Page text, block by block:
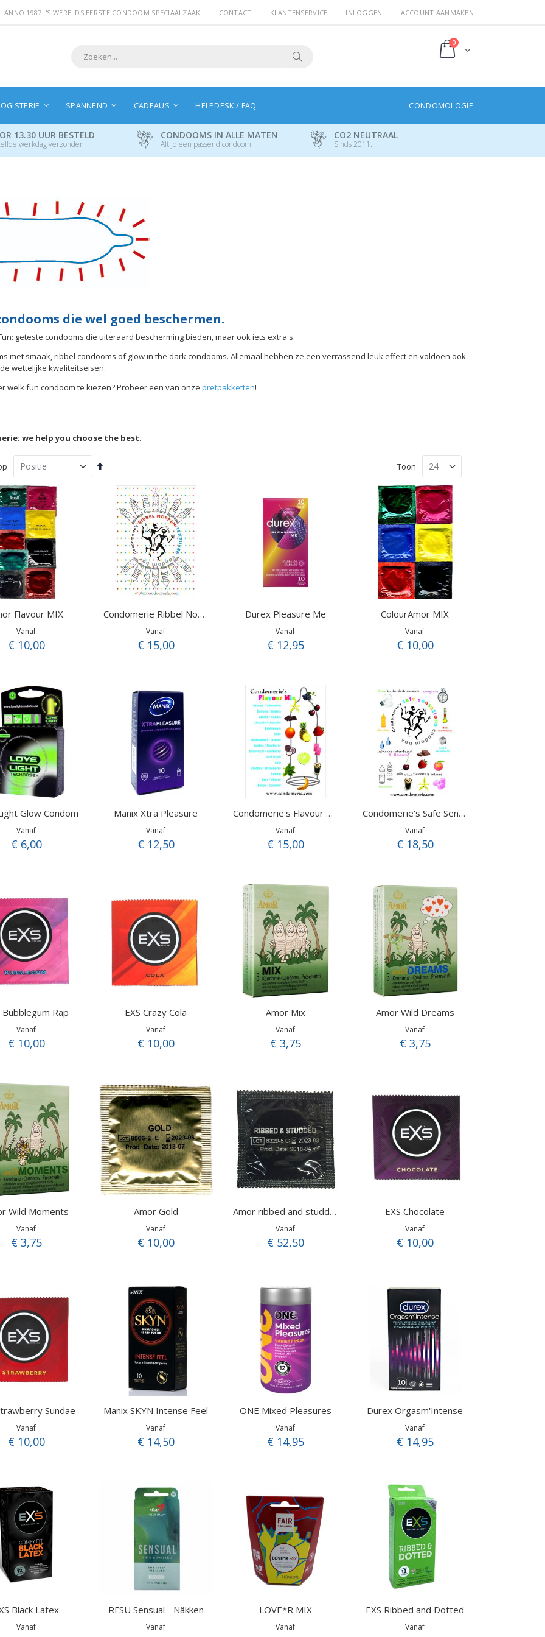
ANNO 1987: 'S WERELDS EERSTE CONDOOM SPECIAALZAAK CONTACT KLANTENSERVICE INLOGGEN ACCOUNT AANMAKEN
Cart
0producten
SPANNEND CADEAUS HELPDESK / FAQ CONDOMOLOGIE
13.30 UUR BESTELD
werkdag verzonden.
CONDOOMS IN ALLE MATEN
Altijd een passend condoom.
CO2 NEUTRAAL
Sinds 2011.
die wel goed beschermen.
geteste condooms die uiteraard bescherming bieden, maar ook iets extra's.
met smaak, ribbel condooms of glow in the dark condooms. Allemaal hebben ze een verrassend leuk effect en voldoen ook
wettelijke kwaliteitseisen.
welk fun condoom te kiezen? Probeer een van onze pretpakketten!
we help you choose the best.
Van
naar
laag
sorteren
Toon
Flavour MIX
Vanaf
€ 10,00
Condomerie Ribbel Noppen Proefpakket
Vanaf
€ 15,00
Durex Pleasure Me
Vanaf
€ 12,95
ColourAmor MIX
Vanaf
€ 10,00
Glow Condom
Vanaf
€ 6,00
Manix Xtra Pleasure
Vanaf
€ 12,50
Condomerie's Flavour Mix pack
Vanaf
€ 15,00
Condomerie's Safe Sensations pack
Vanaf
€ 18,50
Bubblegum Rap
Vanaf
€ 10,00
EXS Crazy Cola
Vanaf
€ 10,00
Amor Mix
Vanaf
€ 3,75
Amor Wild Dreams
Vanaf
€ 3,75
Wild Moments
Vanaf
€ 3,75
Amor Gold
Vanaf
€ 10,00
Amor ribbed and studded
Vanaf
€ 52,50
EXS Chocolate
Vanaf
€ 10,00
Sundae
Vanaf
€ 10,00
Manix SKYN Intense Feel
Vanaf
€ 14,50
ONE Mixed Pleasures
Vanaf
€ 14,95
Durex Orgasm'Intense
Vanaf
€ 14,95
Black Latex
Vanaf
RFSU Sensual - Näkken
Vanaf
LOVE*R MIX
Vanaf
EXS Ribbed and Dotted
Vanaf